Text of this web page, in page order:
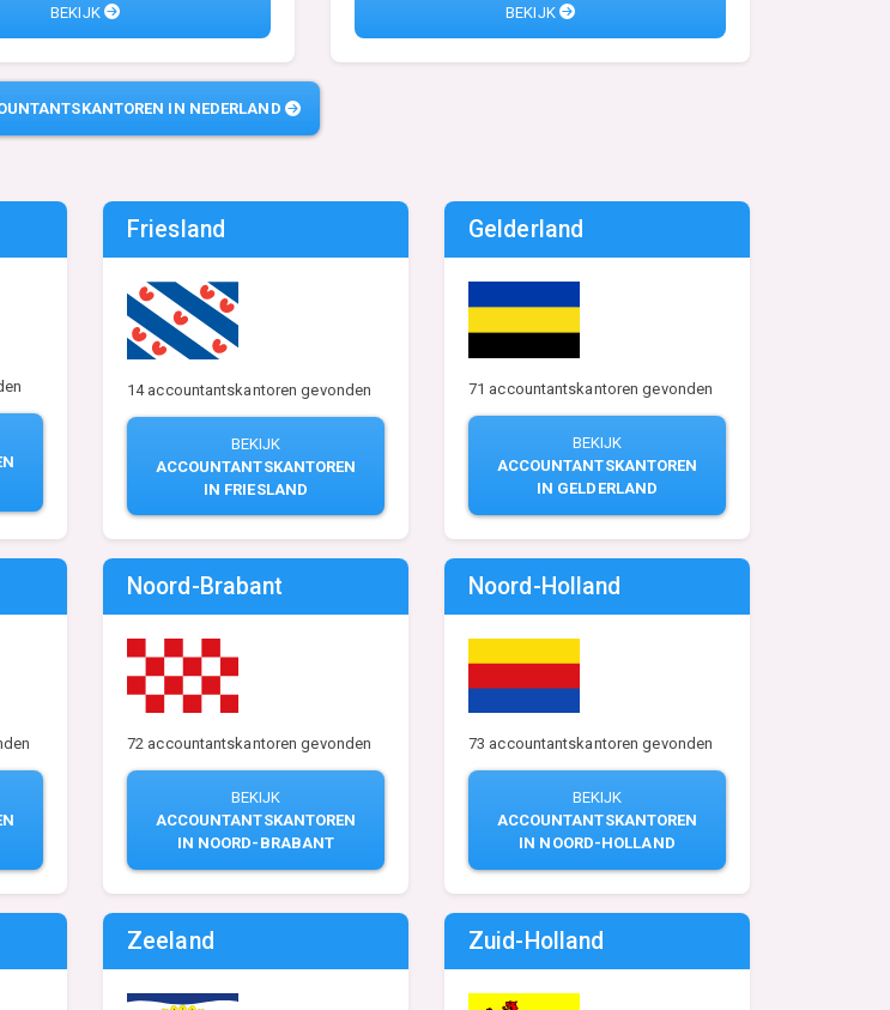
BEKIJK BEKIJK
IN NEDERLAND
Friesland
14 accountantskantoren gevonden
BEKIJK
ACCOUNTANTSKANTOREN
IN FRIESLAND
Gelderland
71 accountantskantoren gevonden
BEKIJK
ACCOUNTANTSKANTOREN
IN GELDERLAND
Noord-Brabant
72 accountantskantoren gevonden
BEKIJK
ACCOUNTANTSKANTOREN
IN NOORD-BRABANT
Noord-Holland
73 accountantskantoren gevonden
BEKIJK
ACCOUNTANTSKANTOREN
IN NOORD-HOLLAND
Zeeland Zuid-Holland